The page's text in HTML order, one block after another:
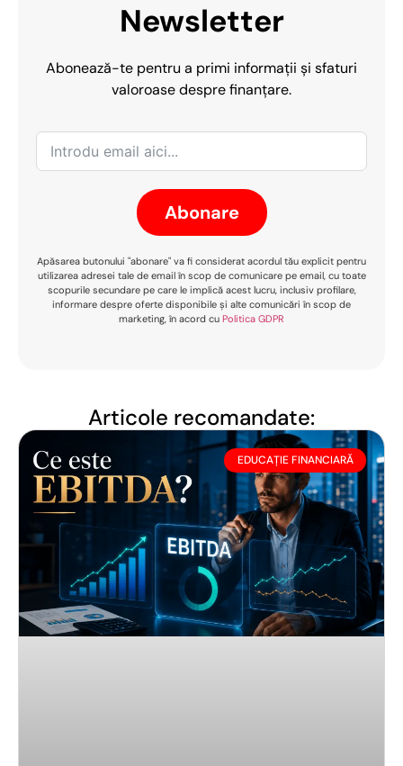
Newsletter
Abonează-te pentru a primi informații și sfaturi
valoroase despre finanțare.
Abonare
Apăsarea butonului "abonare" va fi considerat acordul tău explicit pentru
utilizarea adresei tale de email în scop de comunicare pe email, cu toate
scopurile secundare pe care le implică acest lucru, inclusiv profilare,
informare despre oferte disponibile și alte comunicări în scop de
marketing, în acord cu Politica GDPR
Articole recomandate:
EDUCAȚIE FINANCIARĂ